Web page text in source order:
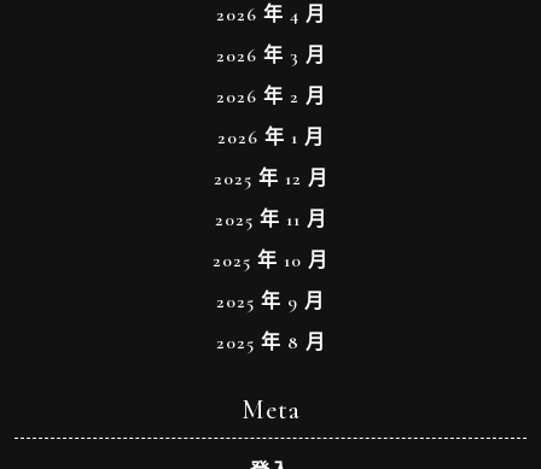
2026 年 4 月
2026 年 3 月
2026 年 2 月
2026 年 1 月
2025 年 12 月
2025 年 11 月
2025 年 10 月
2025 年 9 月
2025 年 8 月
Meta